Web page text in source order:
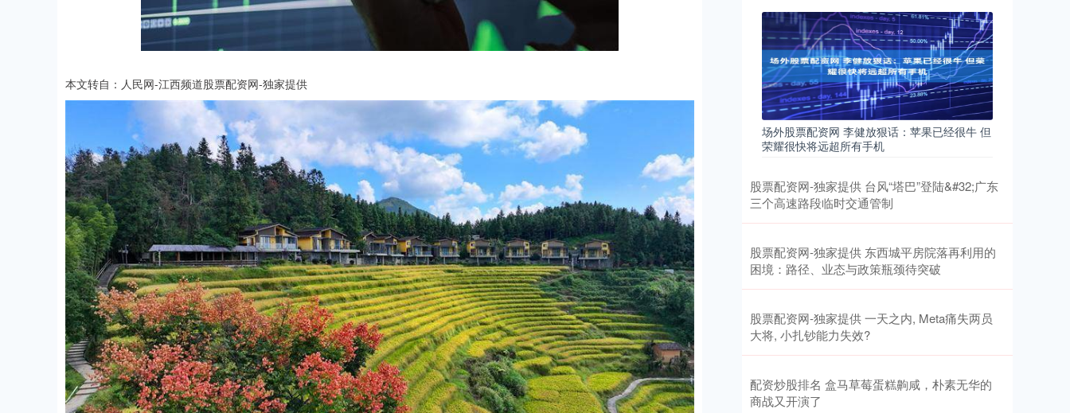
本文转自：人民网-江西频道股票配资网-独家提供
场外股票配资网 李健放狠话：苹果已经很牛 但
荣耀很快将远超所有手机
股票配资网-独家提供 台风“塔巴”登陆&#32;广东
三个高速路段临时交通管制
股票配资网-独家提供 东西城平房院落再利用的
困境：路径、业态与政策瓶颈待突破
股票配资网-独家提供 一天之内, Meta痛失两员
大将, 小扎钞能力失效?
配资炒股排名 盒马草莓蛋糕齁咸，朴素无华的
商战又开演了